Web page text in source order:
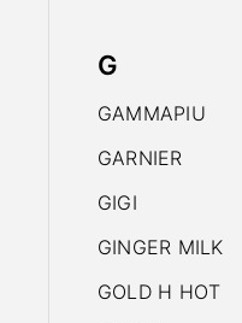
G
GAMMAPIU
GARNIER
GIGI
GINGER MILK
GOLD H HOT